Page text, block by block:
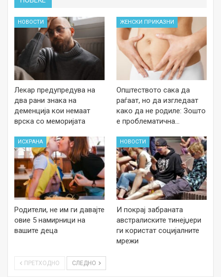
НОВОСТИ
Лекар предупредува на
два рани знака на
деменција кои немаат
врска со меморијата
ЖЕНСКИ ПРИКАЗНИ
Општеството сака да
раѓаат, но да изгледаат
како да не родиле: Зошто
е проблематична…
ИСХРАНА
Родители, не им ги давајте
овие 5 намирници на
вашите деца
НОВОСТИ
И покрај забраната
австралиските тинејџери
ги користат социјалните
мрежи
ПРЕТХОДНО СЛЕДНО